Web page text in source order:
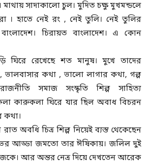
মাথায় সাদাকালো চুল। মুদিত চক্ষু মুখমন্ডলে
। হাতে নেই রং , নেই তুলি। নেই তুলির
চিরায়ত বাংলাদেশ। এ কোন
ঘিরে রেখেছে শত মানুষ। মুখে তাদের
ভালবাসার কথা , ভালো লাগার কথা, গল্প
সমাজ সংস্কৃতি শিল্প সাহিত্য
কারুকলা ঘিরে যার ছিল অবাধ বিচরন
কথা।
অবধি চিত্র শিল্প নিয়েই ব্যস্ত থেকেছেন
আড্ডা জমতো তার ঈষিকায়। জলিল দুই
আর অন্তর নেত্র দিয়ে দেখতেন আরেক